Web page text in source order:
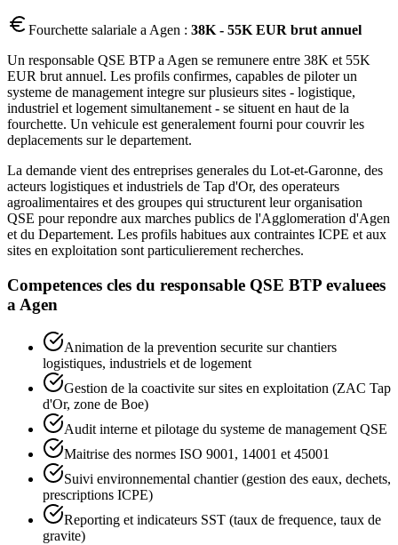
Fourchette salariale a Agen : 38K - 55K EUR brut annuel
Un responsable QSE BTP a Agen se remunere entre 38K et 55K
EUR brut annuel. Les profils confirmes, capables de piloter un
systeme de management integre sur plusieurs sites - logistique,
industriel et logement simultanement - se situent en haut de la
fourchette. Un vehicule est generalement fourni pour couvrir les
deplacements sur le departement.
La demande vient des entreprises generales du Lot-et-Garonne, des
acteurs logistiques et industriels de Tap d'Or, des operateurs
agroalimentaires et des groupes qui structurent leur organisation
QSE pour repondre aux marches publics de l'Agglomeration d'Agen
et du Departement. Les profils habitues aux contraintes ICPE et aux
sites en exploitation sont particulierement recherches.
Competences cles du responsable QSE BTP evaluees
a Agen
Animation de la prevention securite sur chantiers
logistiques, industriels et de logement
Gestion de la coactivite sur sites en exploitation (ZAC Tap
d'Or, zone de Boe)
Audit interne et pilotage du systeme de management QSE
Maitrise des normes ISO 9001, 14001 et 45001
Suivi environnemental chantier (gestion des eaux, dechets,
prescriptions ICPE)
Reporting et indicateurs SST (taux de frequence, taux de
gravite)